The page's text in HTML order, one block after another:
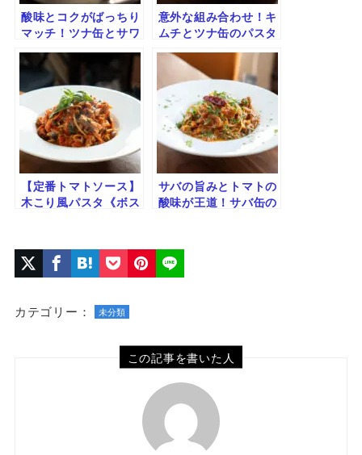
酸味とコクがばっちり
マッチ！ツナ缶とサワ
意外な組み合わせ！キ
ムチとツナ缶のパスタ
【定番トマトソース】
木こり風パスタ《ボス
みたっぷり！
サバの旨みとトマトの
酸味が王道！サバ缶の
カテゴリー： 未分類
この記事を書いた人